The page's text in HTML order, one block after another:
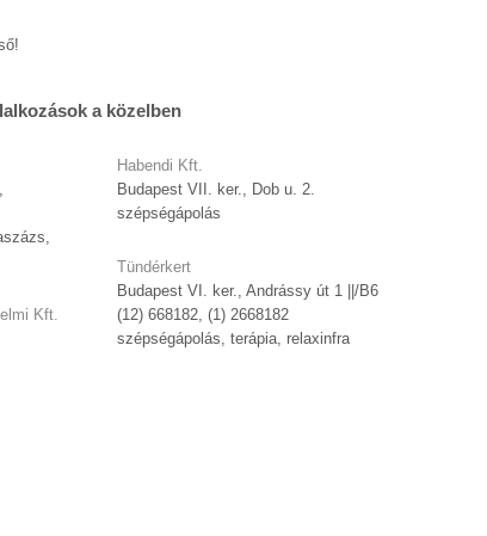
a közelben
Kft.
Habendi Kft.
Budapest VII. ker., Dob u. 2.
szépségápolás
Tündérkert
Budapest VI. ker., Andrássy út 1 ||/B6
(12) 668182, (1) 2668182
szépségápolás, terápia, relaxinfra